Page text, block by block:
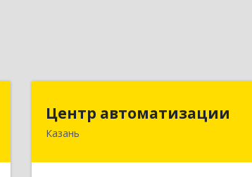
Центр автоматизации
Казань420133, Татарстан Респ, Казань г,